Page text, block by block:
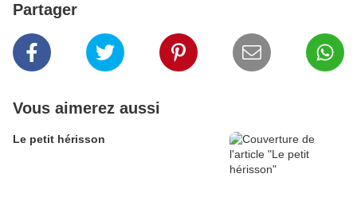
Partager
Vous aimerez aussi
Le petit hérisson